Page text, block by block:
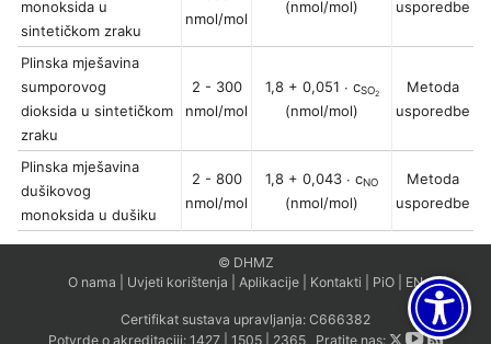
monoksida u
sintetičkom zraku
nmol/mol
(nmol/mol)
usporedbe
Plinska mješavina
sumporovog
dioksida u sintetičkom
zraku
2 - 300
nmol/mol
1,8 + 0,051 ∙ cSO2
(nmol/mol)
Metoda
usporedbe
Plinska mješavina
dušikovog
monoksida u dušiku
2 - 800
nmol/mol
1,8 + 0,043 ∙ cNO
(nmol/mol)
Metoda
usporedbe
© DHMZ
O nama
Uvjeti korištenja Aplikacije Kontakti PiO EN
Certifikat sustava upravljanja: C666382
Potvrde o akreditaciji: 1427| 1505| 2365Pratite nas: